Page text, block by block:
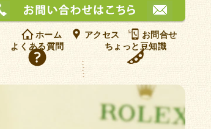
ホーム アクセス
お問合せ
よくある質問 ちょっと豆知識